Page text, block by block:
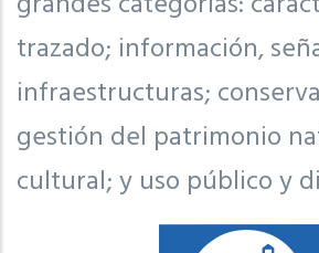
trazado; información,
infraestructuras;
gestión del patrimonio
cultural; y uso público y